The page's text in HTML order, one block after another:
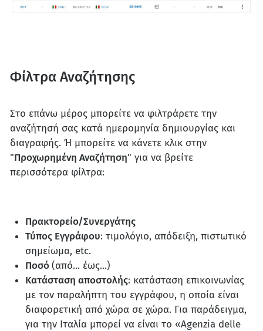
Φίλτρα Αναζήτησης
Στο επάνω μέρος μπορείτε να φιλτράρετε την
αναζήτησή σας κατά ημερομηνία δημιουργίας και
διαγραφής. Ή μπορείτε να κάνετε κλικ στην
"Προχωρημένη Αναζήτηση" για να βρείτε
περισσότερα φίλτρα:
Πρακτορείο/Συνεργάτης
Τύπος Εγγράφου: τιμολόγιο, απόδειξη, πιστωτικό
σημείωμα, etc.
Ποσό(από... έως...)
Κατάσταση αποστολής: κατάσταση επικοινωνίας
με τον παραλήπτη του εγγράφου, η οποία είναι
διαφορετική από χώρα σε χώρα. Για παράδειγμα,
για την Ιταλία μπορεί να είναι το «Agenzia delle